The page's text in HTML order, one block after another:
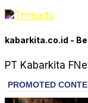
kabarkita.co.id -
PT Kabarkita